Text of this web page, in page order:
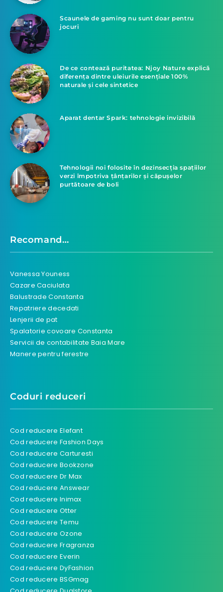
Scaunele de gaming nu sunt doar pentru
jocuri
De ce contează puritatea: Njoy Nature explică
diferența dintre uleiurile esențiale 100%
naturale și cele sintetice
Aparat dentar Spark: tehnologie invizibilă
Tehnologii noi folosite în dezinsecția spațiilor
verzi împotriva țânțarilor și căpușelor
purtătoare de boli
Recomand…
Vanessa Youness
Cazare Caciulata
Balustrade Constanta
Repatriere decedati
Lenjerii de pat
Spalatorie covoare Constanta
Servicii de contabilitate Baia Mare
Manere pentru ferestre
Coduri reduceri
Cod reducere Elefant
Cod reducere Fashion Days
Cod reducere Carturesti
Cod reducere Bookzone
Cod reducere Dr Max
Cod reducere Answear
Cod reducere Inimax
Cod reducere Otter
Cod reducere Temu
Cod reducere Ozone
Cod reducere Fragranza
Cod reducere Everin
Cod reducere DyFashion
Cod reducere BSGmag